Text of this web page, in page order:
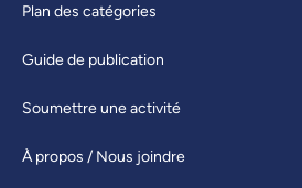
Plan des catégories
Guide de publication
Soumettre une activité
À propos / Nous joindre